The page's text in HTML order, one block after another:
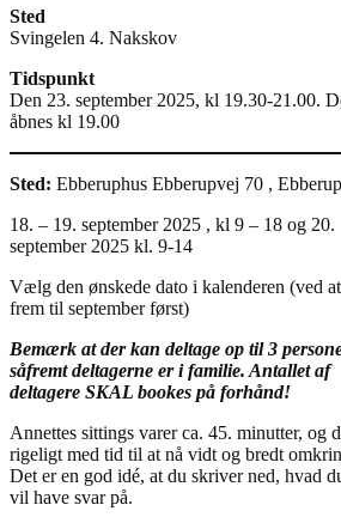
Sted
Svingelen 4. Nakskov
Tidspunkt
Den 23. september 2025, kl 19.30-21.00.
åbnes kl 19.00
Sted: Ebberuphus Ebberupvej 70 ,
18. – 19. september 2025 , kl 9 – 18 og 20.
september 2025 kl. 9-14
Vælg den ønskede dato i kalenderen (ved
frem til september først)
Bemærk at der kan deltage op til 3
såfremt deltagerne er i familie. Antallet af
deltagere SKAL bookes på forhånd!
Annettes sittings varer ca. 45. minutter, og
rigeligt med tid til at nå vidt og bredt
Det er en god idé, at du skriver ned, hvad
vil have svar på.